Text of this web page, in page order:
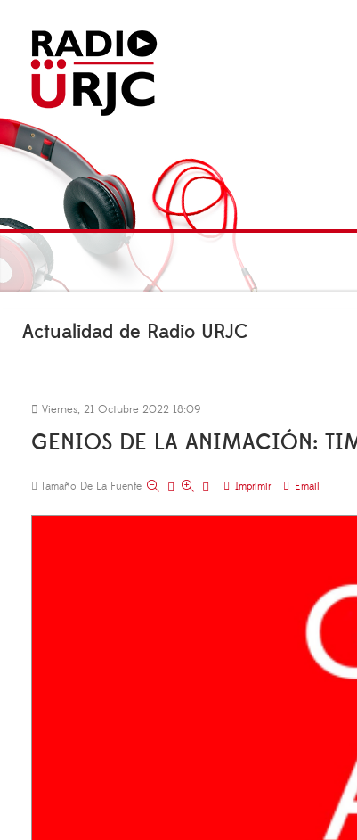
Actualidad de Radio URJC
Viernes, 21 Octubre 2022 18:09
GENIOS DE LA ANIMACIÓN:
Tamaño De La Fuente Imprimir Email